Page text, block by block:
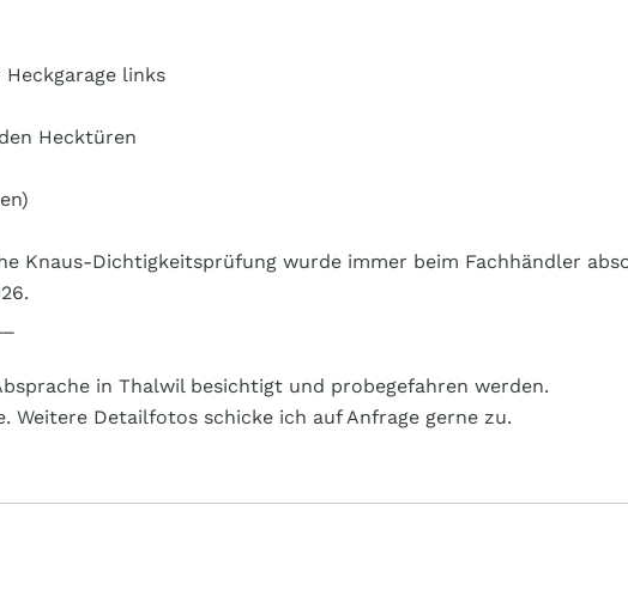
links
Hecktüren
Knaus-Dichtigkeitsprüfung wurde immer beim Fachhändler
in Thalwil besichtigt und probegefahren werden.
Weitere Detailfotos schicke ich auf Anfrage gerne zu.